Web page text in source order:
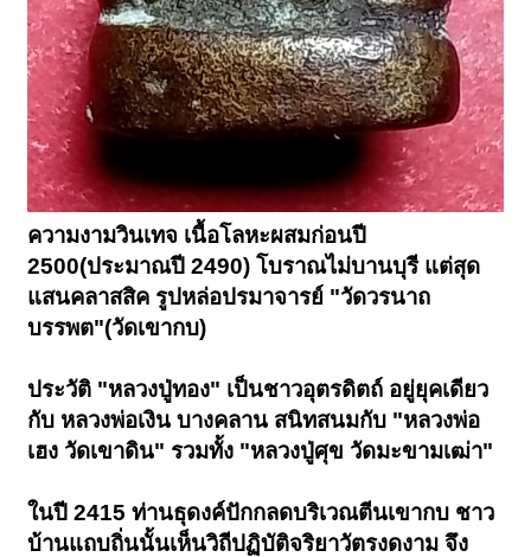
ความงามวินเทจ เนื้อโลหะผสมก่อนปี
2500(ประมาณปี 2490) โบราณไม่บานบุรี แต่สุด
แสนคลาสสิค รูปหล่อปรมาจารย์ "วัดวรนาถ
บรรพต"(วัดเขากบ)
ประวัติ "หลวงปู่ทอง" เป็นชาวอุตรดิตถ์ อยู่ยุคเดียว
กับ หลวงพ่อเงิน บางคลาน สนิทสนมกับ "หลวงพ่อ
เฮง วัดเขาดิน" รวมทั้ง "หลวงปู่ศุข วัดมะขามเฒ่า"
ในปี 2415 ท่านธุดงค์ปักกลดบริเวณตีนเขากบ ชาว
บ้านแถบถิ่นนั้นเห็นวิถีปฏิบัติจริยาวัตรงดงาม จึง